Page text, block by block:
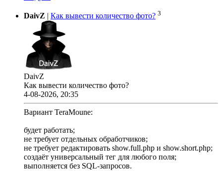
DaivZ | Как вывести количество фото? 3
DaivZ
Как вывести количество фото?
4-08-2026, 20:35
Вариант TeraMoune:
будет работать;
не требует отдельных обработчиков;
не требует редактировать show.full.php и show.short.php;
создаёт универсальный тег для любого поля;
выполняется без SQL-запросов.